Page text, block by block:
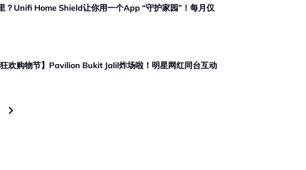
？Unifi Home Shield让你用一个App “守护家园”！每月仅
欢购物节】Pavilion Bukit Jalil炸场啦！明星网红同台互动